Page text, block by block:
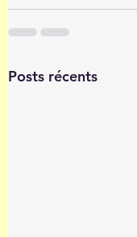
Posts récents